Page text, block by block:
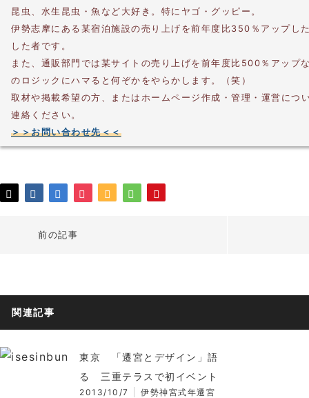
昆虫、水生昆虫・魚など大好き。特にヤゴ・グッピー。
伊勢志摩にある某宿泊施設の売り上げを前年度比350％アップし
した者です。
また、通販部門では某サイトの売り上げを前年度比500％アップ
のロジックにハマると何ぞかをやらかします。（笑）
取材や掲載希望の方、またはホームページ作成・管理・運営につ
連絡ください。
＞＞お問い合わせ先＜＜
前の記事
関連記事
東京 「遷宮とデザイン」語
る 三重テラスで初イベント
2013/10/7 伊勢神宮式年遷宮